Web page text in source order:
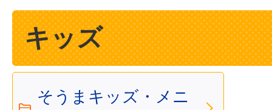
キッズ
そうまキッズ・メニ